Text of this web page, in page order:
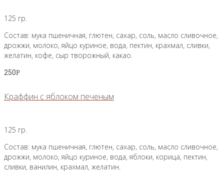
125 гр.
Состав: мука пшеничная, глютен, сахар, соль, масло сливочное,
дрожжи, молоко, яйцо куриное, вода, пектин, крахмал, сливки,
желатин, кофе, сыр творожный, какао.
250Р
Краффин с яблоком печеным
125 гр.
Состав: мука пшеничная, глютен, сахар, соль, масло сливочное,
дрожжи, молоко, яйцо куриное, вода, яблоки, корица, пектин,
сливки, ванилин, крахмал, желатин.